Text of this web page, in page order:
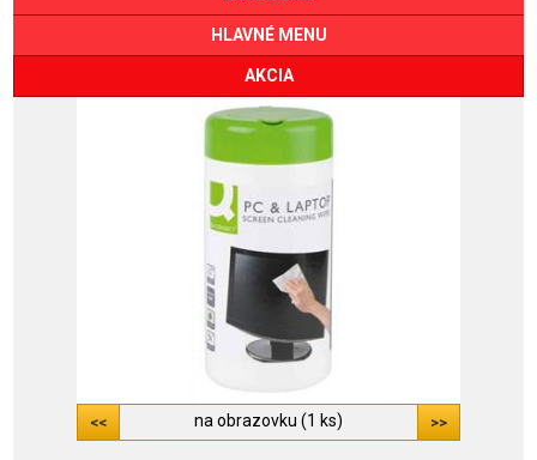
HLAVNÉ MENU
AKCIA
na obrazovku (1 ks)